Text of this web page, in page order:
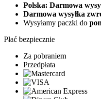
Polska: Darmowa
Darmowa wysyłka
Wysyłamy paczki do
Płać bezpiecznie
Za pobraniem
Przedpłata